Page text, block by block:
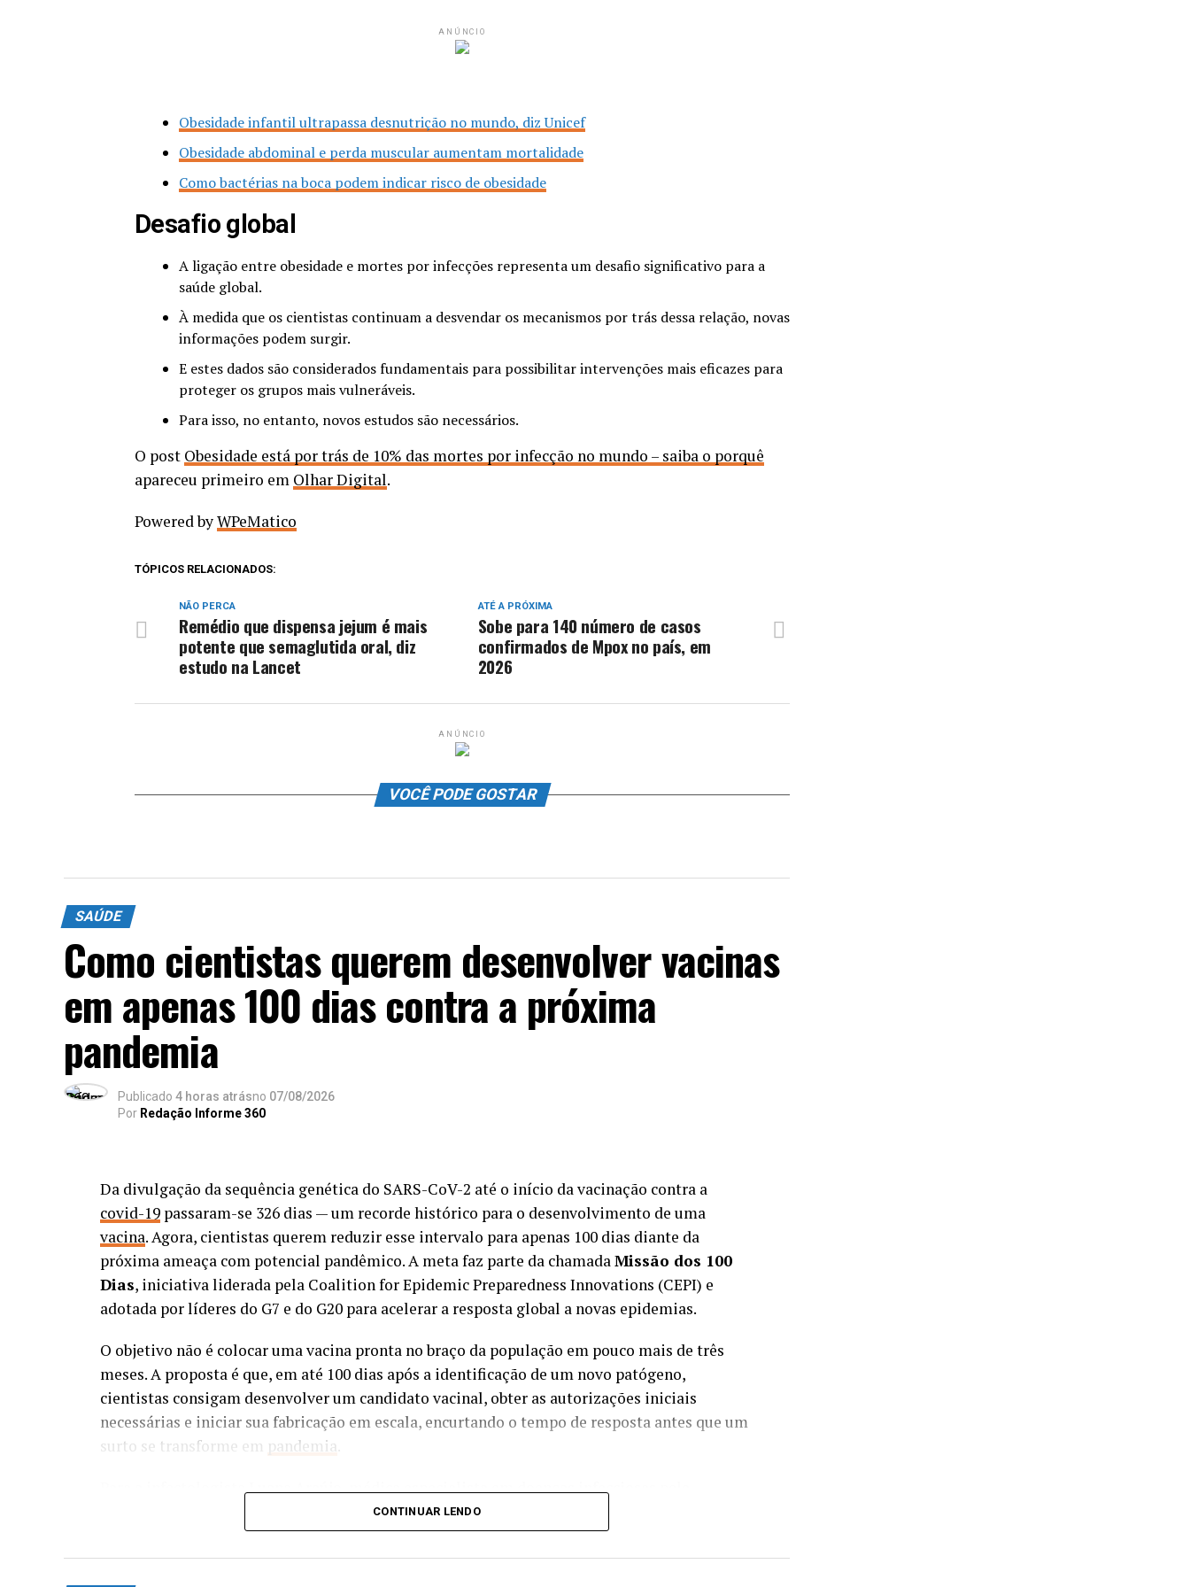
ANÚNCIO
Obesidade infantil ultrapassa desnutrição no mundo, diz Unicef
Obesidade abdominal e perda muscular aumentam mortalidade
Como bactérias na boca podem indicar risco de obesidade
Desafio global
A ligação entre obesidade e mortes por infecções representa um desafio significativo para a
saúde global.
À medida que os cientistas continuam a desvendar os mecanismos por trás dessa relação, novas
informações podem surgir.
E estes dados são considerados fundamentais para possibilitar intervenções mais eficazes para
proteger os grupos mais vulneráveis.
Para isso, no entanto, novos estudos são necessários.
O post Obesidade está por trás de 10% das mortes por infecção no mundo – saiba o porquê
apareceu primeiro em Olhar Digital.
Powered byWPeMatico
TÓPICOS RELACIONADOS:
ATÉ A PRÓXIMA
Sobe para 140 número de casos
confirmados de Mpox no país, em
2026
NÃO PERCA
Remédio que dispensa jejum é mais
potente que semaglutida oral, diz
estudo na Lancet
ANÚNCIO
VOCÊ PODE GOSTAR
SAÚDE
Como cientistas querem desenvolver vacinas
em apenas 100 dias contra a próxima
pandemia
Publicado 4 horas atrásno 07/08/2026
Por Redação Informe 360
Da divulgação da sequência genética do SARS-CoV-2 até o início da vacinação contra a
covid-19 passaram-se 326 dias — um recorde histórico para o desenvolvimento de uma
vacina. Agora, cientistas querem reduzir esse intervalo para apenas 100 dias diante da
próxima ameaça com potencial pandêmico. A meta faz parte da chamadaMissão dos 100
Dias, iniciativa liderada pela Coalition for Epidemic Preparedness Innovations (CEPI) e
adotada por líderes do G7 e do G20 para acelerar a resposta global a novas epidemias.
O objetivo não é colocar uma vacina pronta no braço da população em pouco mais de três
meses. A proposta é que, em até 100 dias após a identificação de um novo patógeno,
cientistas consigam desenvolver um candidato vacinal, obter as autorizações iniciais
necessárias e iniciar sua fabricação em escala, encurtando o tempo de resposta antes que um
surto se transforme em pandemia
Para a infectologista Luana Araújo, médica especialista em doenças infecciosas pela
Universidade Federal do Rio de Janeiro (UFRJ) e mestre em Saúde Pública pela Johns Hopkins
Bloomberg School of Public Health, a meta só se tornou plausível porque tecnologias como
as plataformas de RNA mensageiro (mRNA) já vinham sendo desenvolvidas muito antes da
CONTINUAR LENDO